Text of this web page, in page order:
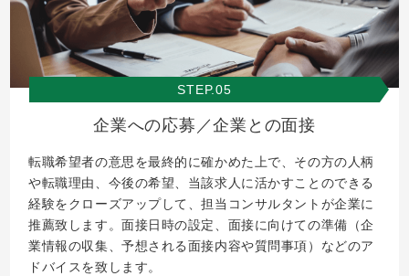
STEP.05
企業への応募／企業との面接
転職希望者の意思を最終的に確かめた上で、その方の人柄
や転職理由、今後の希望、当該求人に活かすことのできる
経験をクローズアップして、担当コンサルタントが企業に
推薦致します。面接日時の設定、面接に向けての準備（企
業情報の収集、予想される面接内容や質問事項）などのア
ドバイスを致します。